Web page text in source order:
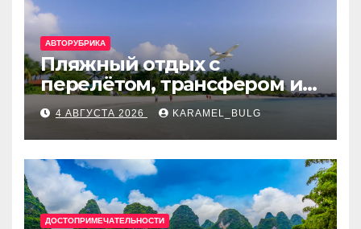
АВТОРУБРИКА
Пляжный отдых с
перелётом, трансфером и
отелем на Мальдивах, в
Турции, Греции, Таиланде
и Европе
4 АВГУСТА 2026 KARAMEL_BULG
ДОСТОПРИМЕЧАТЕЛЬНОСТИ